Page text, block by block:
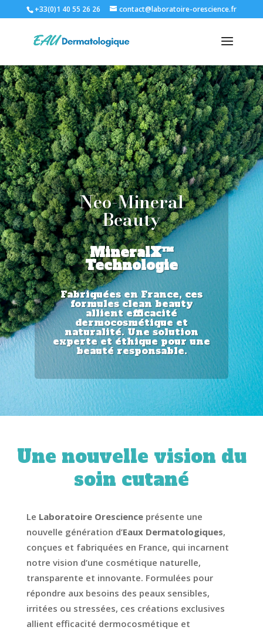
+33(0)1 40 55 26 26 contact@laboratoire-orescience.fr
Neo-Mineral
Beauty
MineralX™
Technologie
Fabriquées en France, ces
formules clean beauty
allient efficacité
dermocosmétique et
naturalité. Une solution
experte et éthique pour une
beauté responsable.
Une nouvelle vision du
soin cutané
Le Laboratoire Orescienceprésente une
nouvelle génération d’Eaux Dermatologiques,
conçues et fabriquées en France, qui incarnent
notre vision d’une cosmétique naturelle,
transparente et innovante. Formulées pour
répondre aux besoins des peaux sensibles,
irritées ou stressées, ces créations exclusives
allient efficacité dermocosmétique et